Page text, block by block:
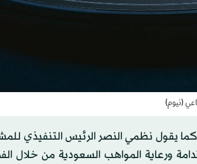
(نيوم)
يقول نظمي النصر الرئيس التنفيذي
ورعاية المواهب السعودية من خلال